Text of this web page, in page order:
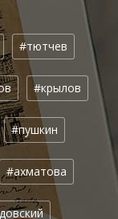
#тютчев
#крылов
#пушкин
#ахматова